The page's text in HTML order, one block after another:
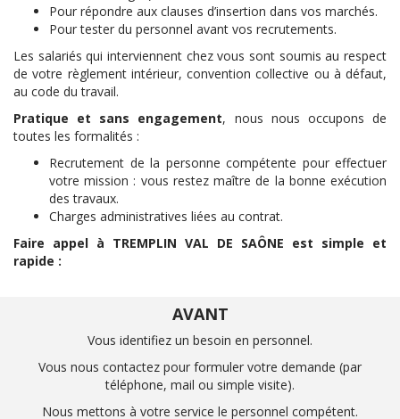
Pour répondre aux clauses d’insertion dans vos marchés.
Pour tester du personnel avant vos recrutements.
Les salariés qui interviennent chez vous sont soumis au respect
de votre règlement intérieur, convention collective ou à défaut,
au code du travail.
Pratique et sans engagement, nous nous occupons de
toutes les formalités :
Recrutement de la personne compétente pour effectuer
votre mission : vous restez maître de la bonne exécution
des travaux.
Charges administratives liées au contrat.
Faire appel à TREMPLIN VAL DE SAÔNE est simple et
rapide :
AVANT
Vous identifiez un besoin en personnel.
Vous nous contactez pour formuler votre demande (par
téléphone, mail ou simple visite).
Nous mettons à votre service le personnel compétent.